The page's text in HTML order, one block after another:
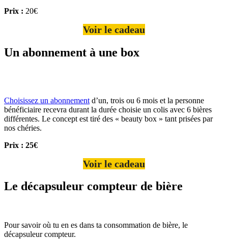
Prix : 20€
Voir le cadeau
Un abonnement à une box
Choisissez un abonnement d’un, trois ou 6 mois et la personne
bénéficiaire recevra durant la durée choisie un colis avec 6 bières
différentes. Le concept est tiré des « beauty box » tant prisées par
nos chéries.
Prix : 25€
Voir le cadeau
Le décapsuleur compteur de bière
Pour savoir où tu en es dans ta consommation de bière, le
décapsuleur compteur.